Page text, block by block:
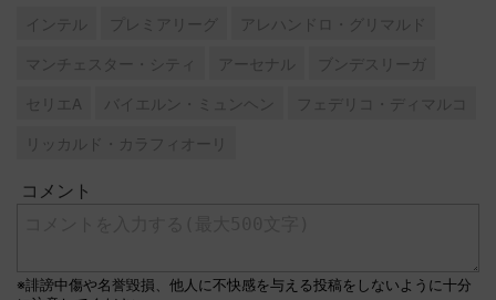
インテル
プレミアリーグ
アレハンドロ・グリマルド
マンチェスター・シティ
アーセナル
ブンデスリーガ
セリエA
バイエルン・ミュンヘン
フェデリコ・ディマルコ
リッカルド・カラフィオーリ